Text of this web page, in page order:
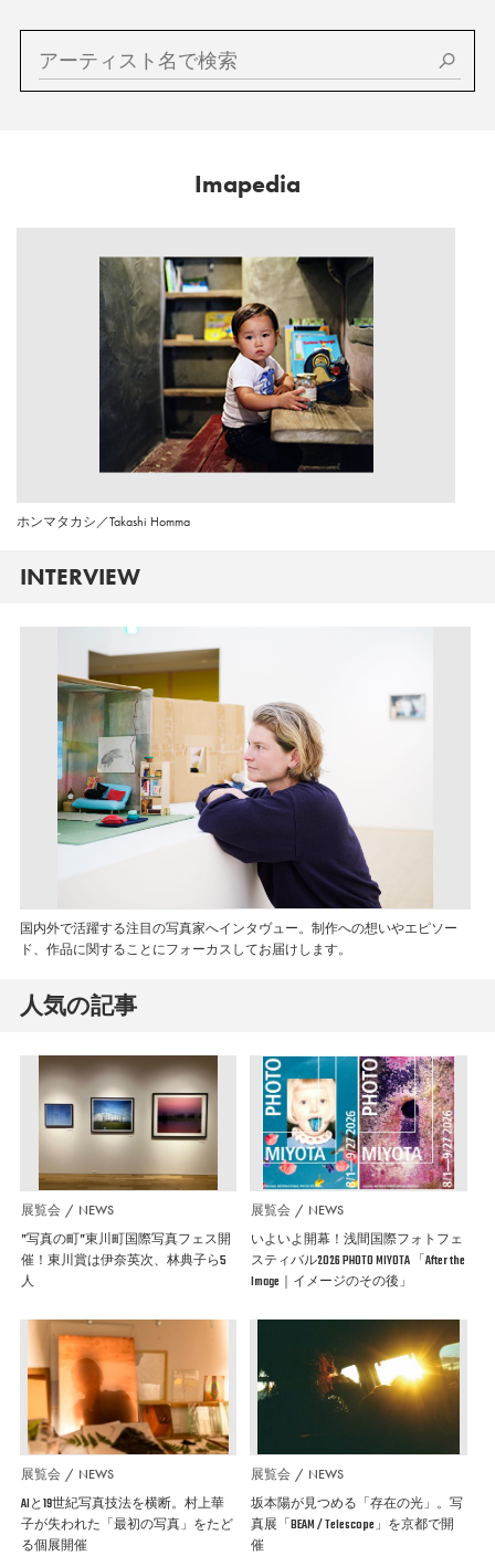
Imapedia
ホンマタカシ／Takashi Homma
INTERVIEW
国内外で活躍する注目の写真家へインタヴュー。制作への想いやエピソー
ド、作品に関することにフォーカスしてお届けします。
人気の記事
展覧会 NEWS
”写真の町”東川町国際写真フェス開
催！東川賞は伊奈英次、林典子ら5
人
展覧会 NEWS
いよいよ開幕！浅間国際フォトフェ
スティバル2026 PHOTO MIYOTA 「After the
Image｜イメージのその後」
展覧会 NEWS
AIと19世紀写真技法を横断。村上華
子が失われた「最初の写真」をたど
る個展開催
展覧会 NEWS
坂本陽が見つめる「存在の光」。写
真展「BEAM / Telescope」を京都で開
催